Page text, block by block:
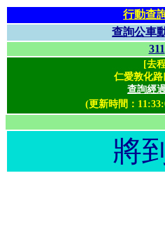
行動查
查詢公車
311
[去
仁愛敦化
查詢經
(更新時間：
將